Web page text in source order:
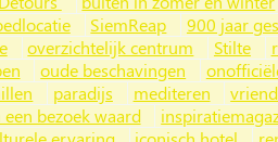
SiemReap
900 jaar
overzichtelijk centrum Stilte
oude beschavingen
paradijs mediteren
bezoek waard